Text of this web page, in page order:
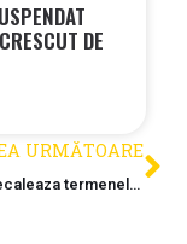
DE
URMĂTOARE
Guvernul decaleaza termenele de finalizare pentru A7 si A3